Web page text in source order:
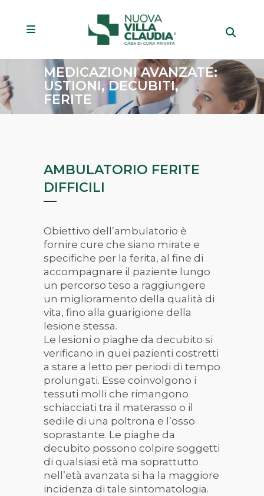
MEDICAZIONI AVANZATE:
USTIONI, DECUBITI,
FERITE
AMBULATORIO FERITE
DIFFICILI
Obiettivo dell ’ambulatorio è
fornire cure che siano mirate e
specifiche per la ferita, al fine di
accompagnare il paziente lungo
un percorso teso a raggiungere
un miglioramento della qualità di
vita, fino alla guarigione della
lesione stessa.
Le lesioni o piaghe da decubito si
verificano in quei pazienti costretti
a stare a letto per periodi di tempo
prolungati. Esse coinvolgono i
tessuti molli che rimangono
schiacciati tra il materasso o il
sedile di una poltrona e l’osso
soprastante. Le piaghe da
decubito possono colpire soggetti
di qualsiasi età ma soprattutto
nell’età avanzata si ha la maggiore
incidenza di tale sintomatologia.